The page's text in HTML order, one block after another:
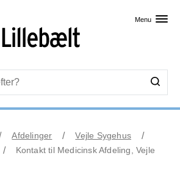
Menu
Afdelinger
Vejle Sygehus
Kontakt til Medicinsk Afdeling, Vejle